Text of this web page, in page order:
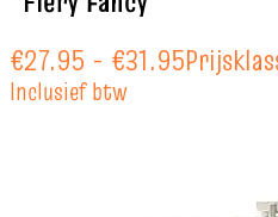
€27.95 - €31.95
Inclusief btw